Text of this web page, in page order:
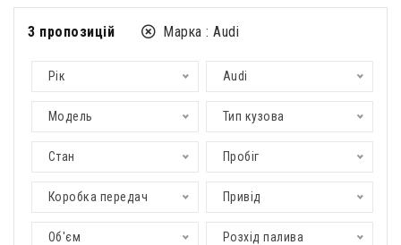
3 пропозицій Марка : Audi
Рік Audi
Модель Тип кузова
Стан Пробіг
Коробка передач Привід
Об'єм Розхід палива